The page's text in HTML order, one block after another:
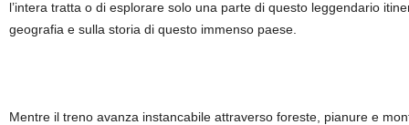
l’intera tratta o di esplorare solo una parte di questo leggendario
geografia e sulla storia di questo immenso paese.
Mentre il treno avanza instancabile attraverso foreste, pianure e